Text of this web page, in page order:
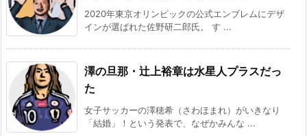
2020年東京オリンピックの公式エンブレムにデザ
インが選ばれた佐野研二郎氏。 す ...
澤の旦那・辻上裕章は水星人プラスだっ
た
女子サッカーの澤穂希（さわほまれ）がいきなり
「結婚」！という発表で、なぜかみんな ...